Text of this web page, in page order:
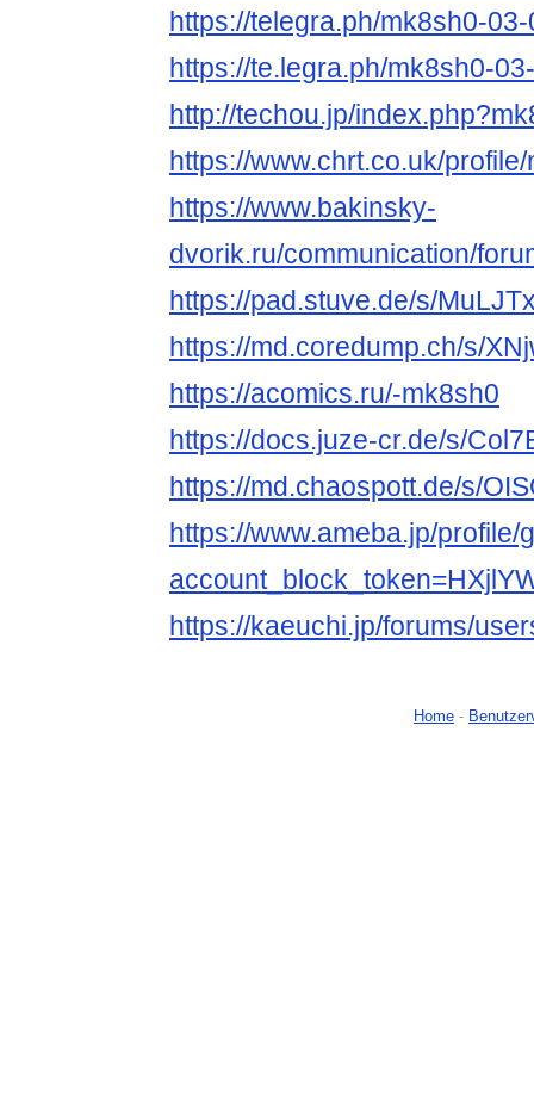
https://telegra.ph/mk8sh0-
https://te.legra.ph/mk8sh0-
http://techou.jp/
https://www.chrt.co.uk/
https://www.bakinsky-
dvorik.ru/communication/
https://pad.stuve.de/s/
https://md.coredump.ch/s/
https://acomics.ru/-mk8sh0
https://docs.juze-cr.de/s/
https://md.chaospott.de/s/
https://www.ameba.jp/profile/
https://kaeuchi.jp/forums/
Home -